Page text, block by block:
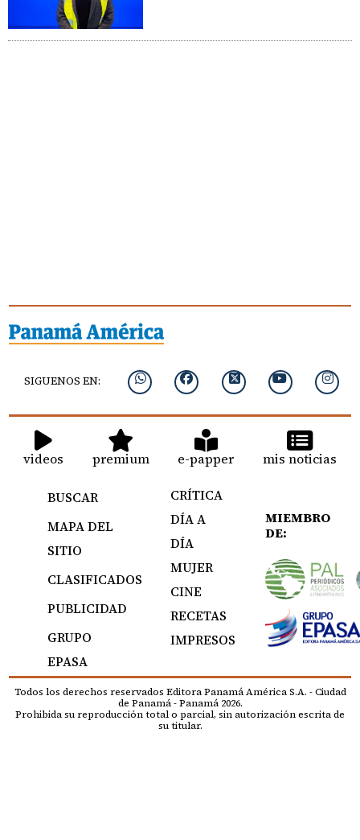
SIGUENOS EN:
videos premium e-papper mis noticias
BUSCAR
MAPA DEL
SITIO
CLASIFICADOS
PUBLICIDAD
GRUPO
EPASA
CRÍTICA
DÍA A
DÍA
MUJER
CINE
RECETAS
IMPRESOS
MIEMBRO
DE:
Todos los derechos reservados Editora Panamá América S.A. - Ciudad
de Panamá - Panamá 2026.
Prohibida su reproducción total o parcial, sin autorización escrita de
su titular.